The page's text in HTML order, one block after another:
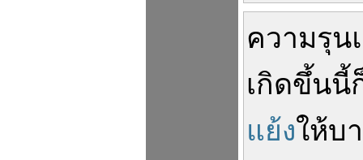
ความรุน
เกิดขึ้นนี้
แย้งให้บ